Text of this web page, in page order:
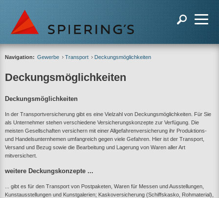
Navigation: Gewerbe Transport Deckungsmöglichkeiten
Deckungsmöglichkeiten
Deckungsmöglichkeiten
In der Transportversicherung gibt es eine Vielzahl von Deckungsmöglichkeiten. Für Sie
als Unternehmer stehen verschiedene Versicherungskonzepte zur Verfügung. Die
meisten Gesellschaften versichern mit einer Allgefahrenversicherung ihr Produktions-
und Handelsunternhemen umfangreich gegen viele Gefahren. Hier ist der Transport,
Versand und Bezug sowie die Bearbeitung und Lagerung von Waren aller Art
mitversichert.
weitere Deckungskonzepte ...
... gibt es für den Transport von Postpaketen, Waren für Messen und Ausstellungen,
Kunstausstellungen und Kunstgalerien; Kaskoversicherung (Schiffskasko, Rohmaterial),